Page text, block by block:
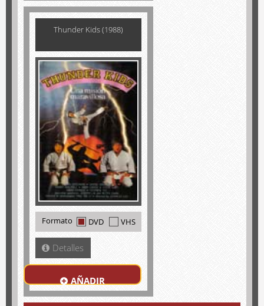
Thunder Kids (1988)
Formato DVD VHS
Detalles
AÑADIR